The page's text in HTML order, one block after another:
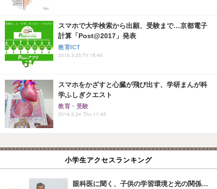
スマホで大学検索から出願、受験まで…京都電子
計算「Post@2017」発表
教育ICT
2016.3.25 Fri 18:45
スマホをかざすと心臓が飛び出す、学研まんが科
学ふしぎクエスト
教育・受験
2016.3.24 Thu 11:45
小学生アクセスランキング
眼科医に聞く、子供の学習環境と光の関係…